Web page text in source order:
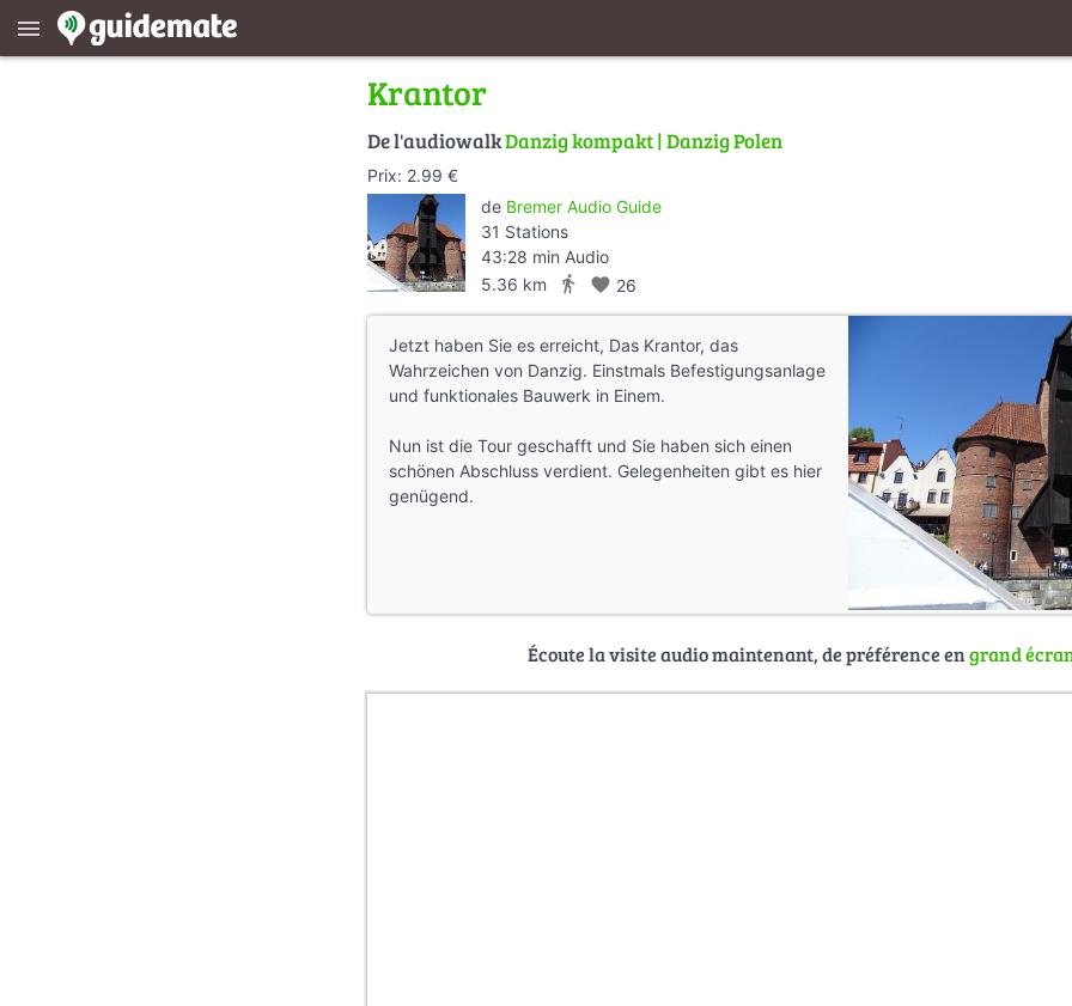
menu
Krantor
De l'audiowalkDanzig kompakt | Danzig Polen
Prix: 2.99 €
de Bremer Audio Guide
31 Stations
43:28 min Audio
5.36 km
directions_walk favorite 26
Jetzt haben Sie es erreicht, Das Krantor, das
Wahrzeichen von Danzig. Einstmals Befestigungsanlage
und funktionales Bauwerk in Einem.
Nun ist die Tour geschafft und Sie haben sich einen
schönen Abschluss verdient. Gelegenheiten gibt es hier
genügend.
Écoute la visite audio maintenant, de préférence engrand